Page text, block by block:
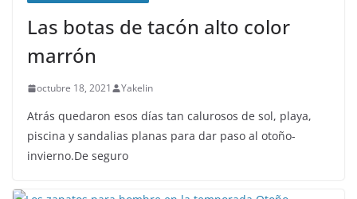
Las botas de tacón alto color
marrón
octubre 18, 2021 Yakelin
Atrás quedaron esos días tan calurosos de sol, playa,
piscina y sandalias planas para dar paso al otoño-
invierno.De seguro